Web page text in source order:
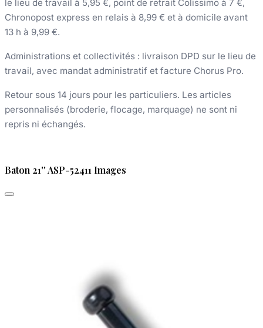
le lieu de travail à 5,95 €, point de retrait Colissimo à 7 €,
Chronopost express en relais à 8,99 € et à domicile avant
13 h à 9,99 €.
Administrations et collectivités : livraison DPD sur le lieu de
travail, avec mandat administratif et facture Chorus Pro.
Retour sous 14 jours pour les particuliers. Les articles
personnalisés (broderie, flocage, marquage) ne sont ni
repris ni échangés.
Baton 21'' ASP-52411 Images